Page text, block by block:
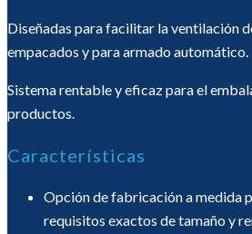
Diseñadas para facilitar la ventilación
empacados y para armado automático.
Sistema rentable y eficaz para el
productos.
Características
Opción de fabricación a medida
requisitos exactos de tamaño y